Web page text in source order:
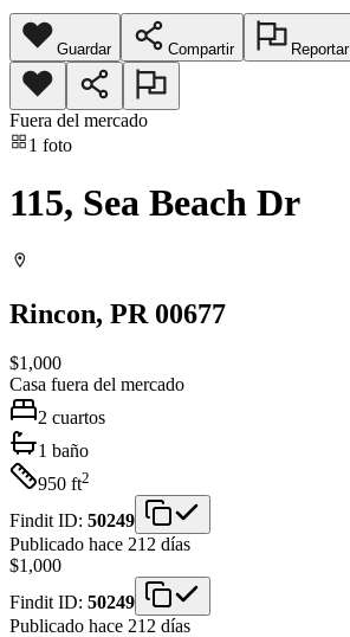
Guardar Compartir Reportar
Fuera del mercado
1 foto
115, Sea Beach Dr
Rincon, PR 00677
$1,000
Casa fuera del mercado
2 cuartos
1 baño
950 ft2
Findit ID: 50249
Publicado hace 212 días
$1,000
Findit ID: 50249
Publicado hace 212 días